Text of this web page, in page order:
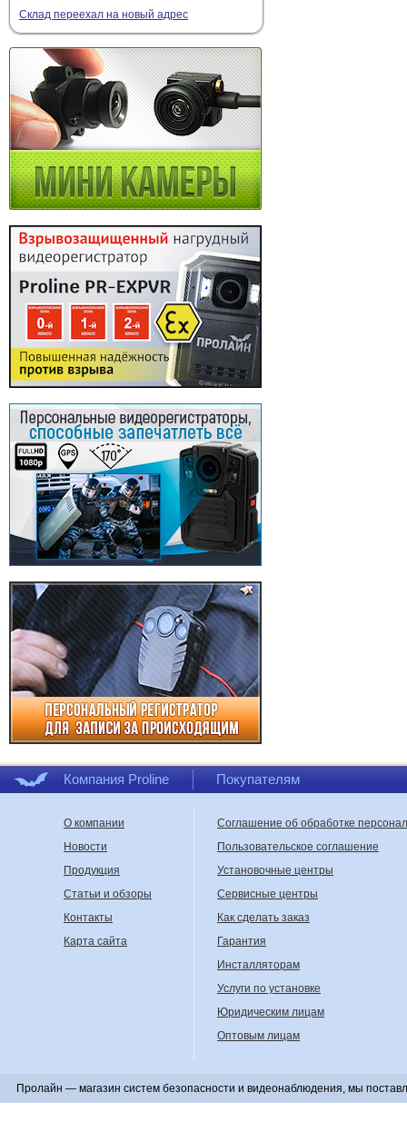
Склад переехал на новый адрес
Компания Proline Покупателям
О компании
Новости
Продукция
Статьи и обзоры
Контакты
Карта сайта
Соглашение об обработке
Пользовательское соглашение
Установочные центры
Сервисные центры
Как сделать заказ
Гарантия
Инсталляторам
Услуги по установке
Юридическим лицам
Оптовым лицам
Пролайн — магазин систем безопасности и видеонаблюдения, мы